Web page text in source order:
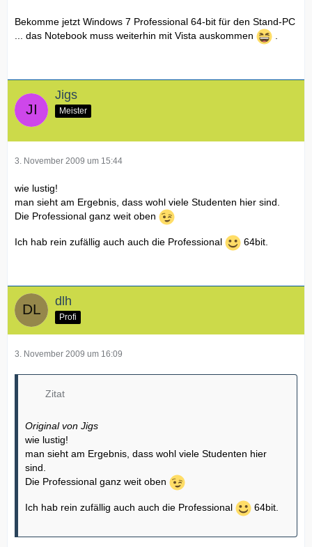
Bekomme jetzt Windows 7 Professional 64-bit für den Stand-PC
... das Notebook muss weiterhin mit Vista auskommen
Jigs
Meister
3. November 2009 um 15:44
wie lustig!
man sieht am Ergebnis, dass wohl viele Studenten hier sind.
Die Professional ganz weit oben
Ich hab rein zufällig auch auch die Professional 64bit.
dlh
Profi
3. November 2009 um 16:09
Zitat
Original von Jigs
wie lustig!
man sieht am Ergebnis, dass wohl viele Studenten hier
sind.
Die Professional ganz weit oben
Ich hab rein zufällig auch auch die Professional 64bit.